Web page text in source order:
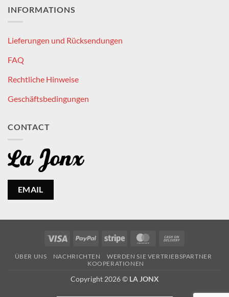
INFORMATIONS
Lieferungen und Rücksendungen
FAQ
Rechtliche Hinweise
Geschäftsbedingungen
CONTACT
EMAIL
Visa PayPal Stripe MasterCard
Delivery
ÜBER UNS NACHRICHTEN
WERDEN SIE VERTRIEBSPARTNER
KOOPERATIONEN
Copyright 2026 © LA JONX